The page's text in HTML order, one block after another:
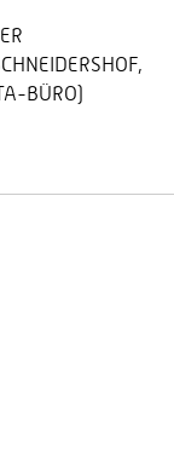
BÜRO)